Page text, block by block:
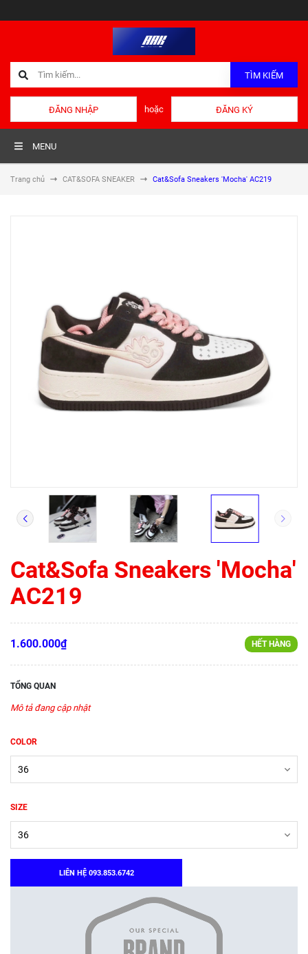
TÌM KIẾM
ĐĂNG NHẬP hoặc ĐĂNG KÝ
MENU
Trang chủ CAT&SOFA SNEAKER Cat&Sofa Sneakers 'Mocha' AC219
Cat&Sofa Sneakers 'Mocha'
AC219
1.600.000₫ HẾT HÀNG
TỔNG QUAN
Mô tả đang cập nhật
COLOR
SIZE
LIÊN HỆ 093.853.6742